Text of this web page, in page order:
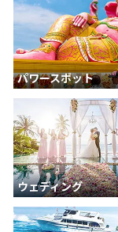
パワースポット
ウェディング